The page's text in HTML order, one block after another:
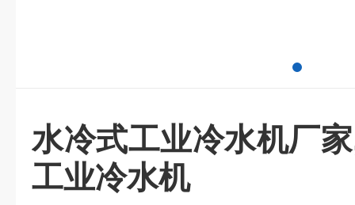
水冷式工业冷水机厂
工业冷水机